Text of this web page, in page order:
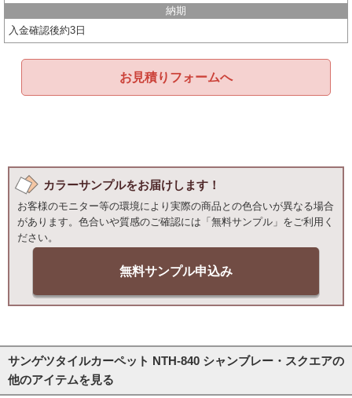
納期
入金確認後約3日
お見積りフォームへ
カラーサンプルをお届けします！
お客様のモニター等の環境により実際の商品との色合いが異なる場合
があります。色合いや質感のご確認には「無料サンプル」をご利用く
ださい。
無料サンプル申込み
サンゲツタイルカーペット NTH-840 シャンブレー・スクエアの
他のアイテムを見る